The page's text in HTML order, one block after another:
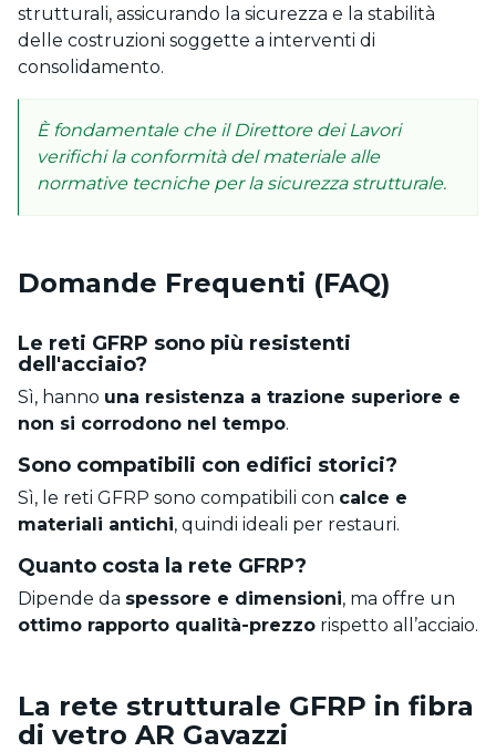
strutturali, assicurando la sicurezza e la stabilità
delle costruzioni soggette a interventi di
consolidamento.
È fondamentale che il Direttore dei Lavori
verifichi la conformità del materiale alle
normative tecniche per la sicurezza strutturale.
Domande Frequenti (FAQ)
Le reti GFRP sono più resistenti
dell'acciaio?
Sì, hanno una resistenza a trazione superiore e
non si corrodono nel tempo.
Sono compatibili con edifici storici?
Sì, le reti GFRP sono compatibili con calce e
materiali antichi, quindi ideali per restauri.
Quanto costa la rete GFRP?
Dipende da spessore e dimensioni, ma offre un
ottimo rapporto qualità-prezzo rispetto all’acciaio.
La rete strutturale GFRP in fibra
di vetro AR Gavazzi